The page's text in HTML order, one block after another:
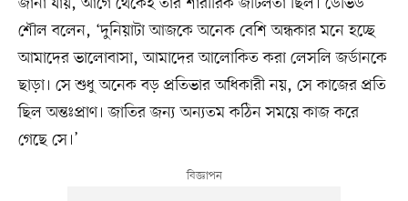
শৌল বলেন, ‘দুনিয়াটা আজকে অনেক বেশি অন্ধকার মনে হচ্ছে
আমাদের ভালোবাসা, আমাদের আলোকিত করা লেসলি জর্ডানকে
ছাড়া। সে শুধু অনেক বড় প্রতিভার অধিকারী নয়, সে কাজের প্রতি
ছিল অন্তঃপ্রাণ। জাতির জন্য অন্যতম কঠিন সময়ে কাজ করে
গেছে সে।’